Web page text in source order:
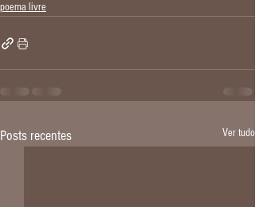
poema livre
Posts recentes Ver tudo